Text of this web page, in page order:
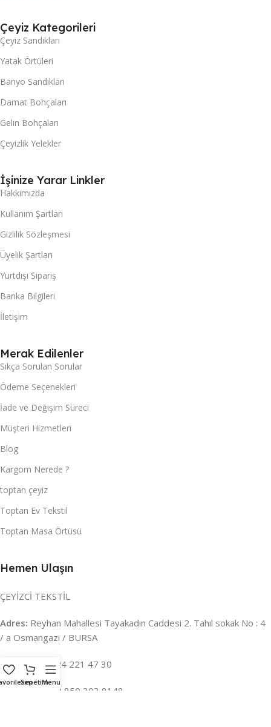
Çeyiz Kategorileri
Çeyiz Sandıkları
Yatak Örtüleri
Banyo Sandıkları
Damat Bohçaları
Gelin Bohçaları
Çeyizlik Yelekler
İşinize Yarar Linkler
Hakkımızda
Kullanım Şartları
Gizlilik Sözleşmesi
Üyelik Şartları
Yurtdışı Sipariş
Banka Bilgileri
İletişim
Merak Edilenler
Sıkça Sorulan Sorular
Ödeme Seçenekleri
İade ve Değişim Süreci
Müşteri Hizmetleri
Blog
Kargom Nerede ?
toptan çeyiz
Toptan Ev Tekstil
Toptan Masa Örtüsü
Hemen Ulaşın
ÇEYİZCİ TEKSTİL
Adres: Reyhan Mahallesi Tayakadın Caddesi 2. Tahıl sokak No : 4
/ a Osmangazi / BURSA
İLETİŞİM : 0224 221 47 30
0 850 303 8148
SepetimMenu